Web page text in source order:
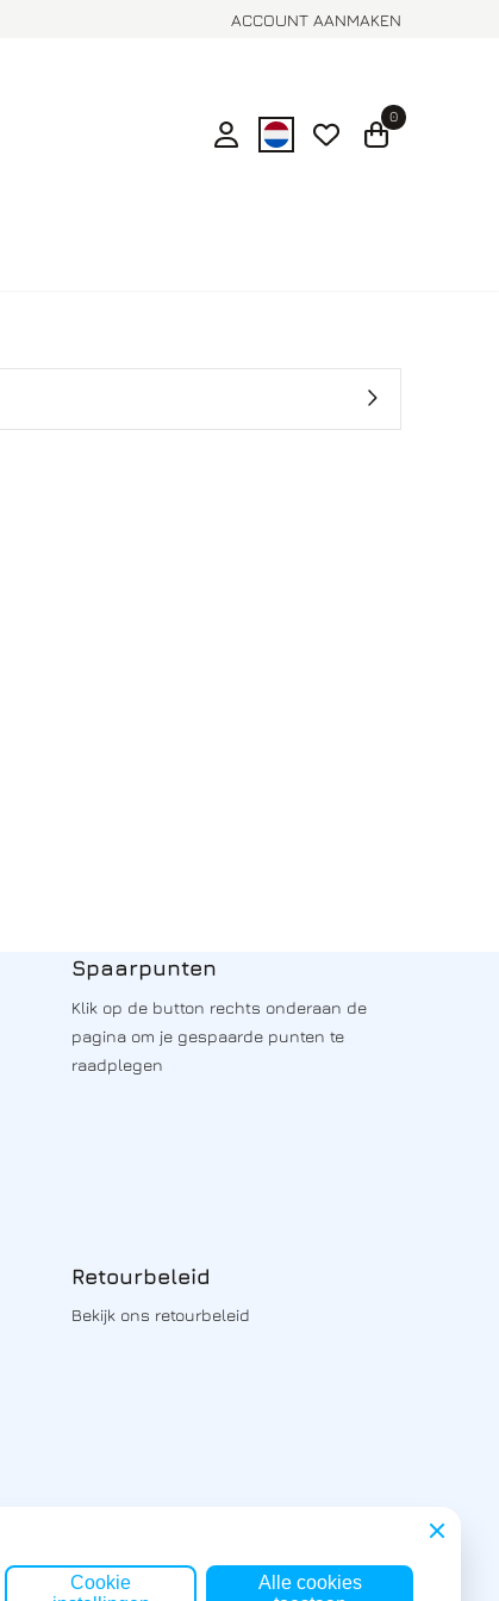
ACCOUNT AANMAKEN
0
Spaarpunten
Klik op de button rechts onderaan de
pagina om je gespaarde punten te
raadplegen
Retourbeleid
Bekijk ons retourbeleid
Close
Cookie
Alle cookies